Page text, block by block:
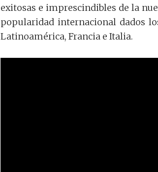
exitosas e imprescindibles de la
popularidad internacional dados
Latinoamérica, Francia e Italia.